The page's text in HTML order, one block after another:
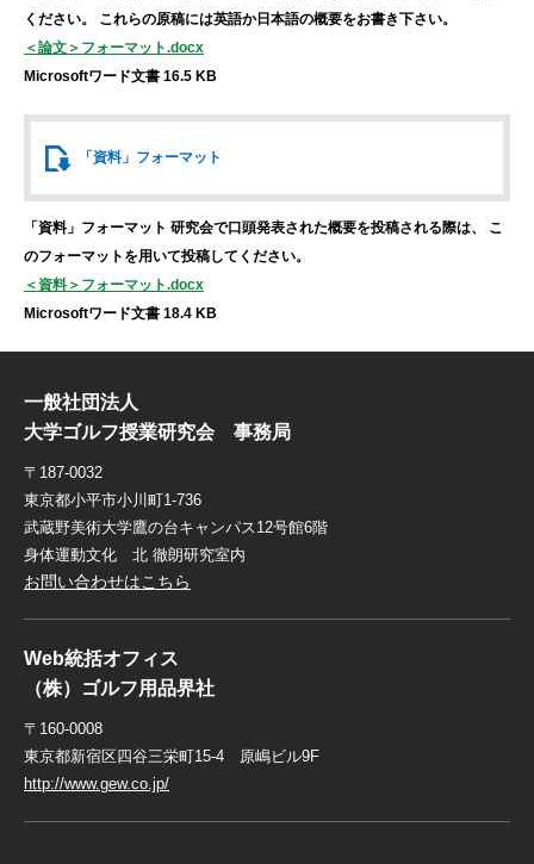
ください。
これらの原稿には英語か日本語の概要をお書き下さい。
＜論文＞フォーマット.docx
Microsoftワード文書 16.5 KB
「資料」 フォーマット
「資料」フォーマット 研究会で口頭発表された概要を投稿される際は、
こ
のフォーマットを用いて投稿してください。
＜資料＞フォーマット.docx
Microsoftワード文書 18.4 KB
一般社団法人
大学ゴルフ授業研究会 事務局
〒187-0032
東京都小平市小川町1-736
武蔵野美術大学鷹の台キャンパス12号館6階
身体運動文化 北 徹朗研究室内
お問い合わせはこちら
Web統括オフィス
（株）ゴルフ用品界社
〒160-0008
東京都新宿区四谷三栄町15-4 原嶋ビル9F
http://www.gew.co.jp/